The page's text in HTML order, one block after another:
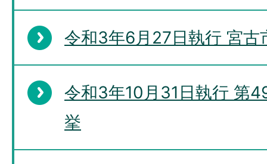
令和3年6月27日執行 宮古
令和3年10月31日執行 第
挙